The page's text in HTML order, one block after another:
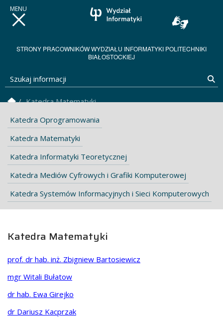
STRONY PRACOWNIKÓW WYDZIAŁU INFORMATYKI POLITECHNIKI
BIAŁOSTOCKIEJ
Szukaj informacji
Strona Główna
Katedra Matematyki
Katedra Oprogramowania
Katedra Matematyki
Katedra Informatyki Teoretycznej
Katedra Mediów Cyfrowych i Grafiki Komputerowej
Katedra Systemów Informacyjnych i Sieci Komputerowych
Katedra Matematyki
prof. dr hab. inż. Zbigniew Bartosiewicz
mgr Witali Bułatow
dr hab. Ewa Girejko
dr Dariusz Kacprzak